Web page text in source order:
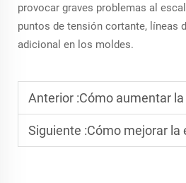
provocar graves problemas al
puntos de tensión cortante, líneas
adicional en los moldes.
Anterior :Cómo aumentar la eficiencia del
Siguiente :Cómo mejorar la estética